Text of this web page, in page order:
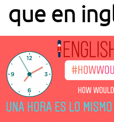
que en